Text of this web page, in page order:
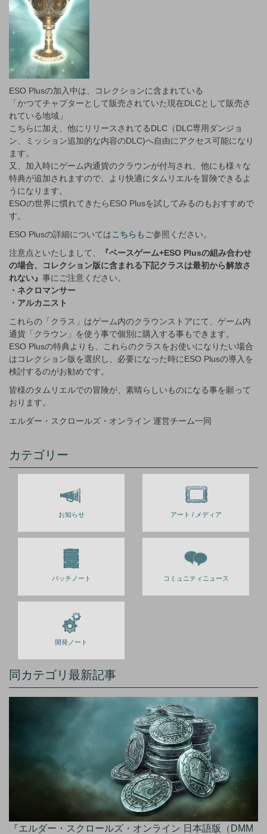
ESO Plusの加入中は、コレクションに含まれている
「かつてチャプターとして販売されていた現在DLCとして販売さ
れている地域」
こちらに加え、他にリリースされてるDLC（DLC専用ダンジョ
ン、ミッション追加的な内容のDLC)へ自由にアクセス可能になり
ます。
又、加入時にゲーム内通貨のクラウンが付与され、他にも様々な
特典が追加されますので、より快適にタムリエルを冒険できるよ
うになります。
ESOの世界に慣れてきたらESO Plusを試してみるのもおすすめで
す。
ESO Plusの詳細についてはこちらもご参照ください。
注意点といたしまして、
『ベースゲーム+ESO Plusの組み合わせ
の場合、コレクション版に含まれる下記クラスは最初から解放さ
れない』 事にご注意ください。
・ネクロマンサー
・アルカニスト
これらの「クラス」はゲーム内のクラウンストアにて、ゲーム内
通貨「クラウン」を使う事で個別に購入する事もできます。
ESO Plusの特典よりも、これらのクラスをお使いになりたい場合
はコレクション版を選択し、必要になった時にESO Plusの導入を
検討するのがお勧めです。
皆様のタムリエルでの冒険が、素晴らしいものになる事を願って
おります。
エルダー・スクロールズ・オンライン 運営チーム一同
カテゴリー
お知らせ アート / メディア
パッチノート コミュニティニュース
開発ノート
同カテゴリ最新記事
『エルダー・スクロールズ・オンライン 日本語版（DMM